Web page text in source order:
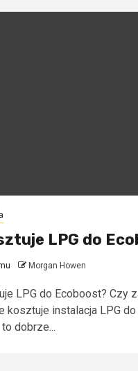
LPG do
Morgan Howen
LPG do Ecoboost? Czy
kosztuje instalacja LPG
dobrze...